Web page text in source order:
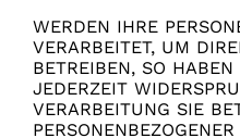
WERDEN IHRE
VERARBEITET, UM
BETREIBEN, SO
JEDERZEIT
VERARBEITUNG SIE